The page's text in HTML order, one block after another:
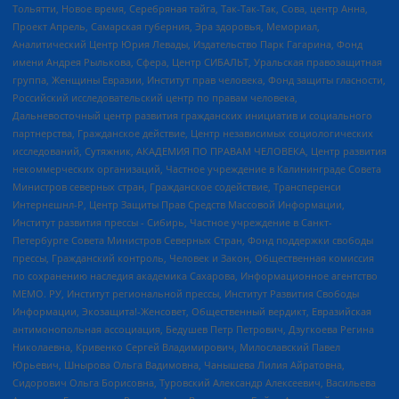
Тольятти, Новое время, Серебряная тайга, Так-Так-Так, Сова, центр Анна,
Проект Апрель, Самарская губерния, Эра здоровья, Мемориал,
Аналитический Центр Юрия Левады, Издательство Парк Гагарина, Фонд
имени Андрея Рылькова, Сфера, Центр СИБАЛЬТ, Уральская правозащитная
группа, Женщины Евразии, Институт прав человека, Фонд защиты гласности,
Российский исследовательский центр по правам человека,
Дальневосточный центр развития гражданских инициатив и социального
партнерства, Гражданское действие, Центр независимых социологических
исследований, Сутяжник, АКАДЕМИЯ ПО ПРАВАМ ЧЕЛОВЕКА, Центр развития
некоммерческих организаций, Частное учреждение в Калининграде Совета
Министров северных стран, Гражданское содействие, Трансперенси
Интернешнл-Р, Центр Защиты Прав Средств Массовой Информации,
Институт развития прессы - Сибирь, Частное учреждение в Санкт-
Петербурге Совета Министров Северных Стран, Фонд поддержки свободы
прессы, Гражданский контроль, Человек и Закон, Общественная комиссия
по сохранению наследия академика Сахарова, Информационное агентство
МЕМО. РУ, Институт региональной прессы, Институт Развития Свободы
Информации, Экозащита!-Женсовет, Общественный вердикт, Евразийская
антимонопольная ассоциация, Бедушев Петр Петрович, Дзугкоева Регина
Николаевна, Кривенко Сергей Владимирович, Милославский Павел
Юрьевич, Шнырова Ольга Вадимовна, Чанышева Лилия Айратовна,
Сидорович Ольга Борисовна, Туровский Александр Алексеевич, Васильева